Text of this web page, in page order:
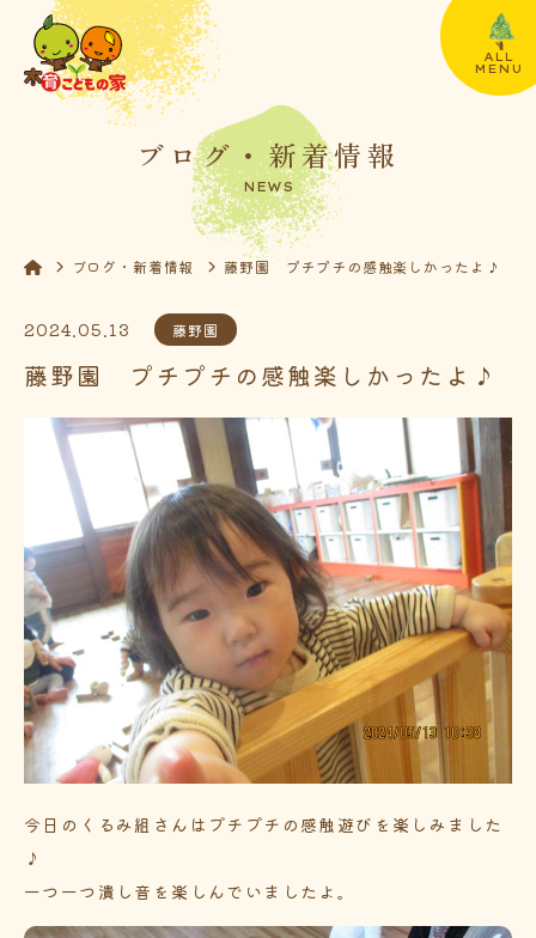
ALL
MENU
ブログ・新着情報
NEWS
ブログ・新着情報 藤野園 プチプチの感触楽しかったよ♪
2024.05.13 藤野園
藤野園 プチプチの感触楽しかったよ♪
今日のくるみ組さんはプチプチの感触遊びを楽しみました
♪
一つ一つ潰し音を楽しんでいましたよ。